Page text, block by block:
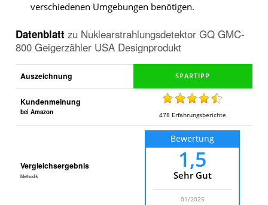
verschiedenen Umgebungen benötigen.
Datenblatt zu Nuklearstrahlungsdetektor GQ GMC-
800 Geigerzähler USA Designprodukt
Auszeichnung
Kundenmeinung
bei Amazon 478 Erfahrungsberichte
Vergleichsergebnis
Methodik
Bewertung
1,5
Sehr Gut
01/2025